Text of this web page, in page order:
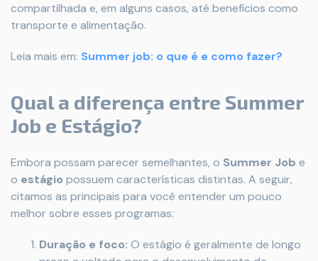
compartilhada e, em alguns casos, até benefícios como
transporte e alimentação.
Leia mais em: Summer job: o que é e como fazer?
Qual a diferença entre Summer
Job e Estágio?
Embora possam parecer semelhantes, o Summer Job e
o estágio possuem características distintas. A seguir,
citamos as principais para você entender um pouco
melhor sobre esses programas:
Duração e foco: O estágio é geralmente de longo